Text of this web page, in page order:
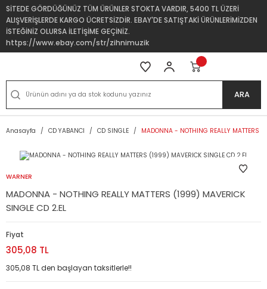
SİTEDE GÖRDÜĞÜNÜZ TÜM ÜRÜNLER STOKTA VARDIR, 5400 TL ÜZERİ
ALIŞVERİŞLERDE KARGO ÜCRETSİZDİR. EBAY'DE SATIŞTAKİ ÜRÜNLERİMİZDEN
İSTEĞİNİZ OLURSA İLETİŞİME GEÇİNİZ.
https://www.ebay.com/str/zihnimuzik
ARA
Anasayfa CD YABANCI CD SINGLE MADONNA - NOTHING REALLY MATTERS
WARNER
MADONNA - NOTHING REALLY MATTERS (1999) MAVERICK
SINGLE CD 2.EL
Fiyat
305,08 TL
305,08 TL den başlayan taksitlerle!!